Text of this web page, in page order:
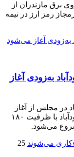
برق مازندران از
غیرمجاز رمز ارز در نیمه
محمودآباد به‌زودی آغاز
در مجلس از آغاز
اجرای فاز نخست نیروگاه ۵۰۰ مگاواتی محمودآباد با ظرفیت ۱۸۰
می‌شود.
25